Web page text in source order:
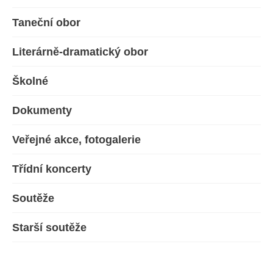
Taneční obor
Literárně-dramatický obor
Školné
Dokumenty
Veřejné akce, fotogalerie
Třídní koncerty
Soutěže
Starší soutěže